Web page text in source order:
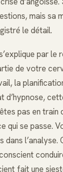
mais sa
le détail.
par le
de votre
la
d’hypnose,
pas en train
qui se passe.
dans l’analyse.
fait une